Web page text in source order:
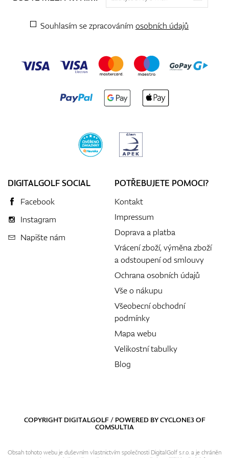
Souhlasím se zpracováním osobních údajů
DIGITALGOLF SOCIAL
Facebook
Instagram
Napište nám
POTŘEBUJETE POMOCI?
Kontakt
Impressum
Doprava a platba
Vrácení zboží, výměna zboží
a odstoupení od smlouvy
Ochrana osobních údajů
Vše o nákupu
Všeobecní obchodní
podmínky
Mapa webu
Velikostní tabulky
Blog
COPYRIGHT DIGITALGOLF / POWERED BYCYCLONE3OF
COMSULTIA
Obsah tohoto webu je duševním vlastnictvím společnosti DigitalGolf s.r.o. a je chráněn